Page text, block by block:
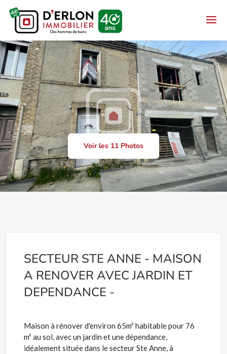
Voir les 11 Photos
SECTEUR STE ANNE - MAISON
A RENOVER AVEC JARDIN ET
DEPENDANCE -
Maison à rénover d'environ 65m² habitable pour 76
m² au sol, avec un jardin et une dépendance,
idéalement située dans le secteur Ste Anne, à